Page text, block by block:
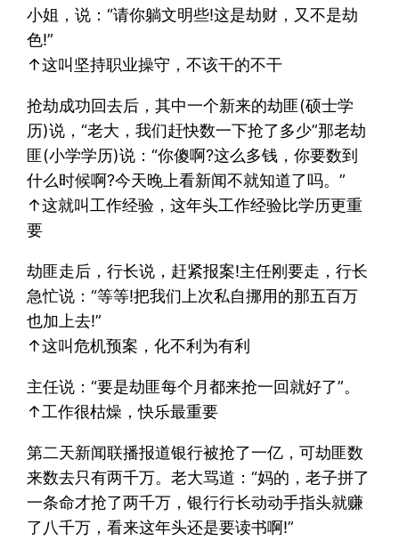
小姐，说：“请你躺文明些!这是劫财，又不是劫
色!”
↑这叫坚持职业操守，不该干的不干
抢劫成功回去后，其中一个新来的劫匪(硕士学
历)说，“老大，我们赶快数一下抢了多少”那老劫
匪(小学学历)说：“你傻啊?这么多钱，你要数到
什么时候啊?今天晚上看新闻不就知道了吗。”
↑这就叫工作经验，这年头工作经验比学历更重
要
劫匪走后，行长说，赶紧报案!主任刚要走，行长
急忙说：“等等!把我们上次私自挪用的那五百万
也加上去!”
↑这叫危机预案，化不利为有利
主任说：“要是劫匪每个月都来抢一回就好了”。
↑工作很枯燥，快乐最重要
第二天新闻联播报道银行被抢了一亿，可劫匪数
来数去只有两千万。老大骂道：“妈的，老子拼了
一条命才抢了两千万，银行行长动动手指头就赚
了八千万，看来这年头还是要读书啊!”